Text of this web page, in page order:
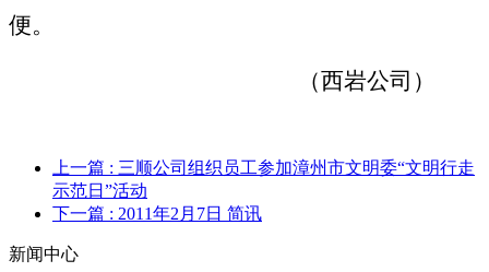
便。
（西岩公司）
上一篇 : 三顺公司组织员工参加漳州市文明委“文明行走
示范日”活动
下一篇 : 2011年2月7日 简讯
新闻中心